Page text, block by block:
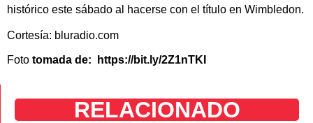
histórico este sábado al hacerse con el título en Wimbledon.
Cortesía: bluradio.com
Foto tomada de: https://bit.ly/2Z1nTKI
RELACIONADO